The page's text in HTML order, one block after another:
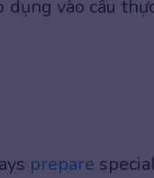
vào câu
prepare